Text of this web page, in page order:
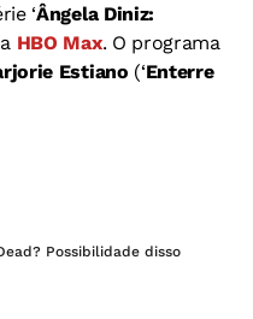
‘Ângela Diniz:
HBO Max. O programa
Estiano (‘Enterre
Possibilidade disso